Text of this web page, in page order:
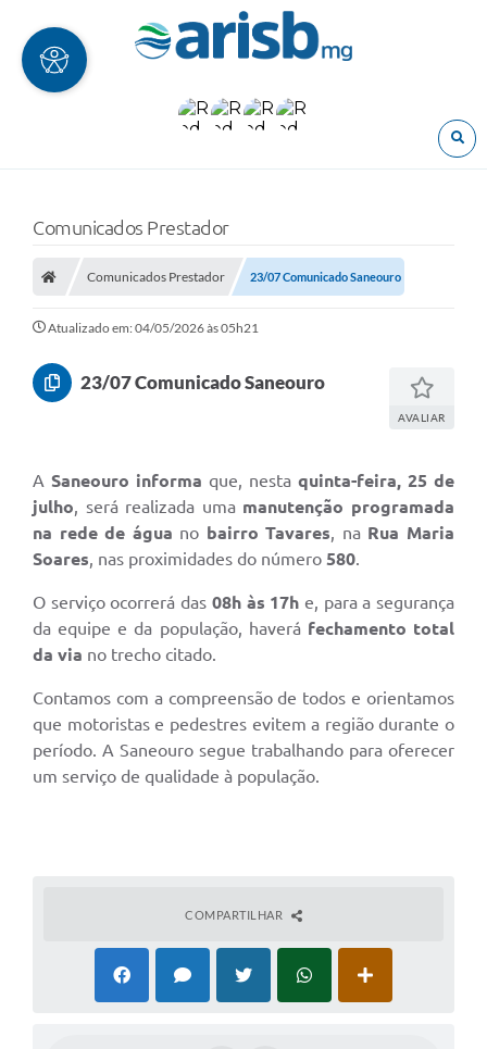
Comunicados Prestador
Comunicados Prestador 23/07 Comunicado Saneouro
Atualizado em: 04/05/2026 às 05h21
23/07 Comunicado Saneouro
AVALIAR
A Saneouro informa que, nesta quinta-feira, 25 de
julho, será realizada uma manutenção programada
na rede de água no bairro Tavares, na Rua Maria
Soares, nas proximidades do número 580.
O serviço ocorrerá das 08h às 17h e, para a segurança
da equipe e da população, haverá fechamento total
da via no trecho citado.
Contamos com a compreensão de todos e orientamos
que motoristas e pedestres evitem a região durante o
período. A Saneouro segue trabalhando para oferecer
um serviço de qualidade à população.
COMPARTILHAR